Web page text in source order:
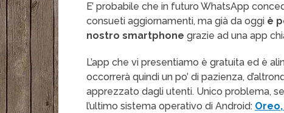
E’ probabile che in futuro WhatsApp
consueti aggiornamenti, ma già da oggi è
nostro smartphone grazie ad una app
L’app che vi presentiamo è gratuita ed è
occorrerà quindi un po’ di pazienza,
apprezzato dagli utenti. Unico problema,
l’ultimo sistema operativo di Android: